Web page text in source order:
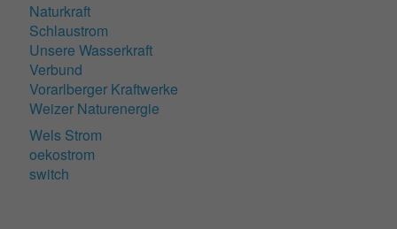
Naturkraft
Schlaustrom
Unsere Wasserkraft
Verbund
Vorarlberger Kraftwerke
Weizer Naturenergie
Wels Strom
oekostrom
switch